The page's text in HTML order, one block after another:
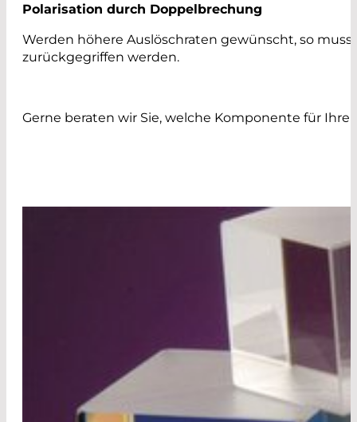
Polarisation durch Doppelbrechung
Werden höhere Auslöschraten gewünscht, so
zurückgegriffen werden.
Gerne beraten wir Sie, welche Komponente für